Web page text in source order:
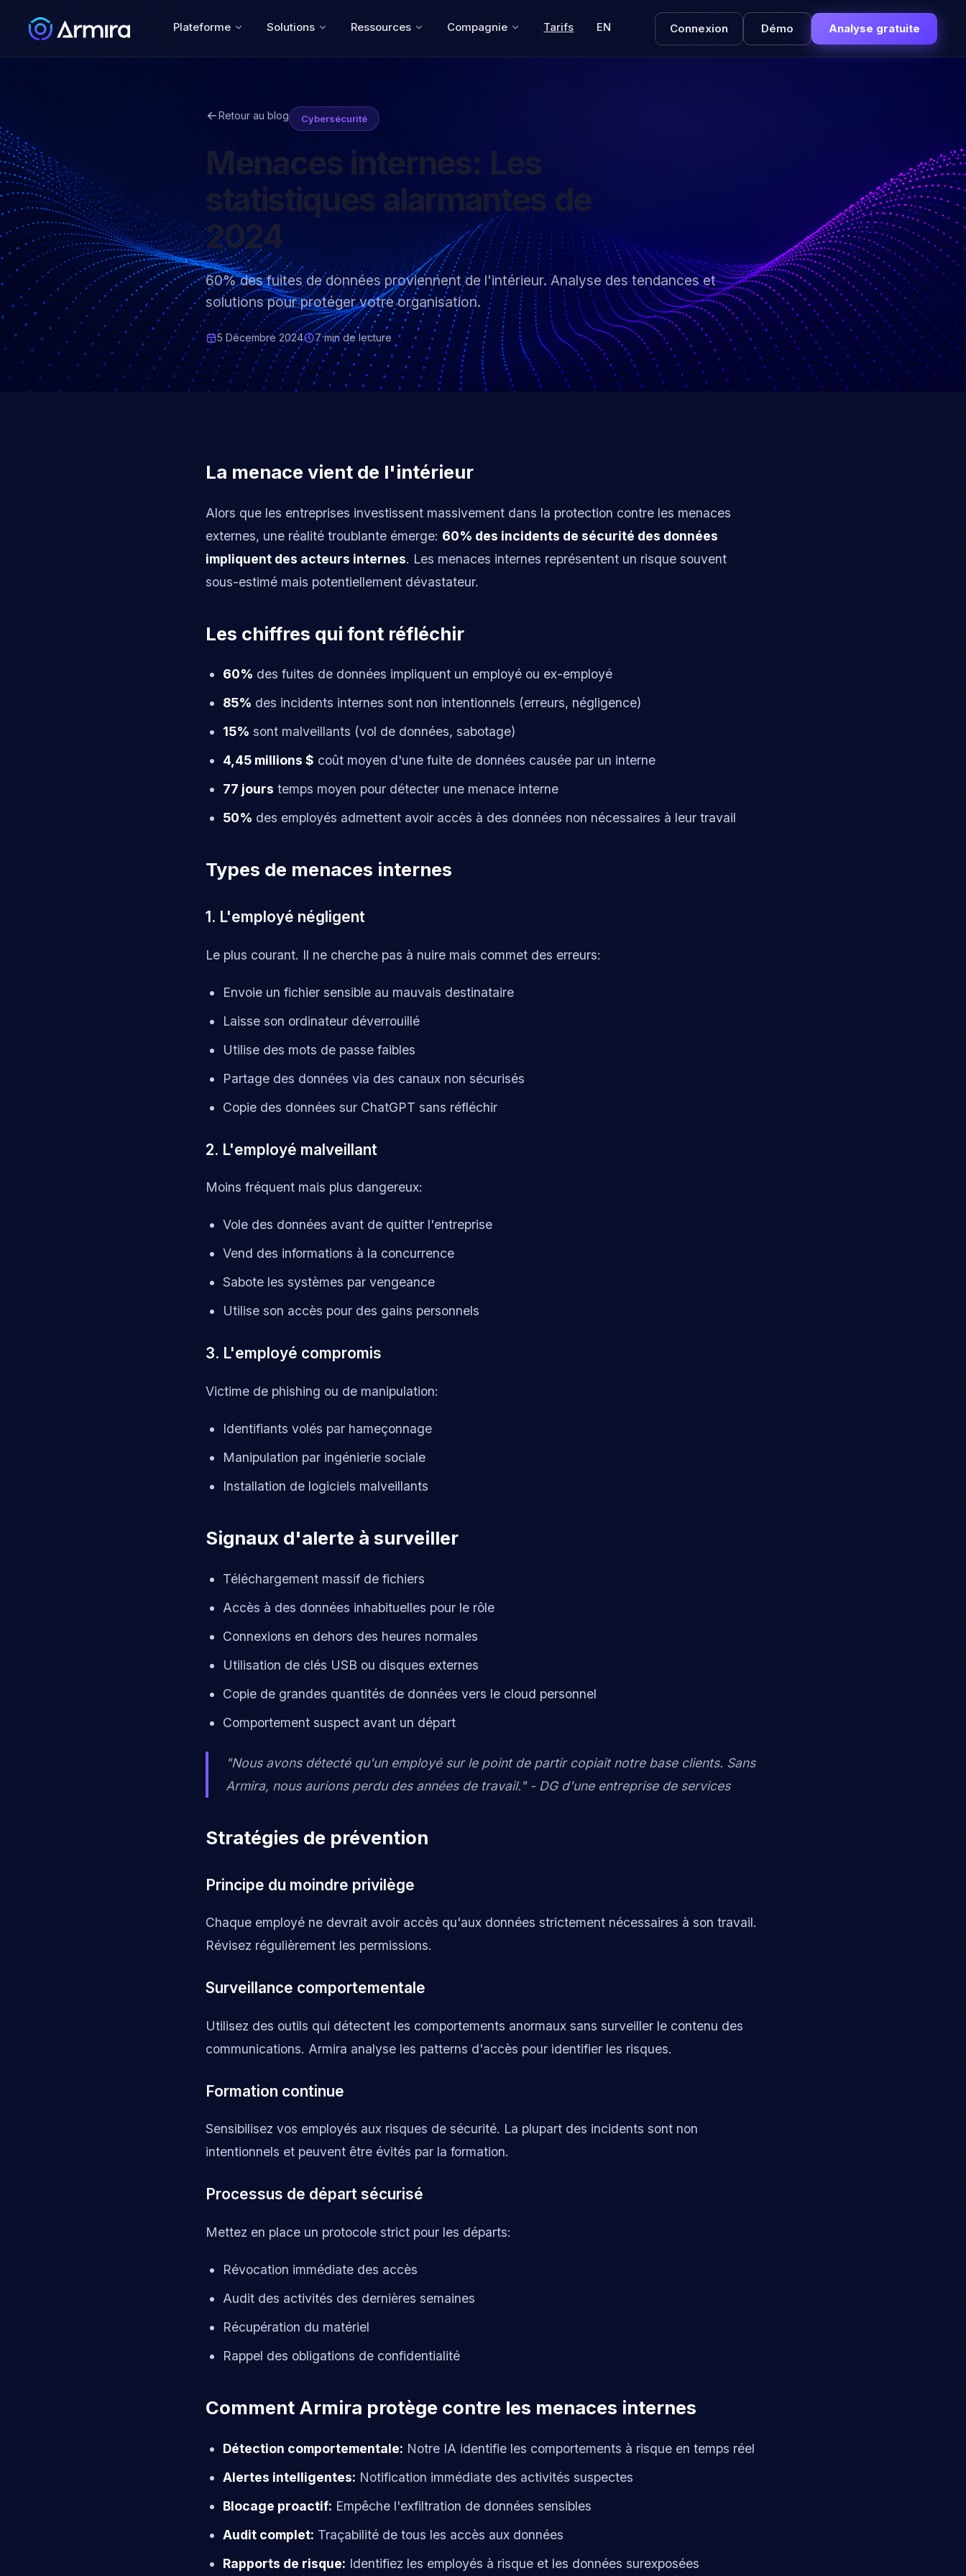
Plateforme Solutions Ressources Compagnie Tarifs EN Connexion Démo Analyse gratuite
Retour au blog Cybersécurité
Menaces internes: Les
statistiques alarmantes de
2024
60% des fuites de données proviennent de l'intérieur. Analyse des tendances et
solutions pour protéger votre organisation.
5 Décembre 2024 7 minde lecture
La menace vient de l'intérieur
Alors que les entreprises investissent massivement dans la protection contre les menaces
externes, une réalité troublante émerge: 60% des incidents de sécurité des données
impliquent des acteurs internes. Les menaces internes représentent un risque souvent
sous-estimé mais potentiellement dévastateur.
Les chiffres qui font réfléchir
60% des fuites de données impliquent un employé ou ex-employé
85% des incidents internes sont non intentionnels (erreurs, négligence)
15% sont malveillants (vol de données, sabotage)
4,45 millions $ coût moyen d'une fuite de données causée par un interne
77 jours temps moyen pour détecter une menace interne
50% des employés admettent avoir accès à des données non nécessaires à leur travail
Types de menaces internes
1. L'employé négligent
Le plus courant. Il ne cherche pas à nuire mais commet des erreurs:
Envoie un fichier sensible au mauvais destinataire
Laisse son ordinateur déverrouillé
Utilise des mots de passe faibles
Partage des données via des canaux non sécurisés
Copie des données sur ChatGPT sans réfléchir
2. L'employé malveillant
Moins fréquent mais plus dangereux:
Vole des données avant de quitter l'entreprise
Vend des informations à la concurrence
Sabote les systèmes par vengeance
Utilise son accès pour des gains personnels
3. L'employé compromis
Victime de phishing ou de manipulation:
Identifiants volés par hameçonnage
Manipulation par ingénierie sociale
Installation de logiciels malveillants
Signaux d'alerte à surveiller
Téléchargement massif de fichiers
Accès à des données inhabituelles pour le rôle
Connexions en dehors des heures normales
Utilisation de clés USB ou disques externes
Copie de grandes quantités de données vers le cloud personnel
Comportement suspect avant un départ
"Nous avons détecté qu'un employé sur le point de partir copiait notre base clients. Sans
Armira, nous aurions perdu des années de travail." - DG d'une entreprise de services
Stratégies de prévention
Principe du moindre privilège
Chaque employé ne devrait avoir accès qu'aux données strictement nécessaires à son travail.
Révisez régulièrement les permissions.
Surveillance comportementale
Utilisez des outils qui détectent les comportements anormaux sans surveiller le contenu des
communications. Armira analyse les patterns d'accès pour identifier les risques.
Formation continue
Sensibilisez vos employés aux risques de sécurité. La plupart des incidents sont non
intentionnels et peuvent être évités par la formation.
Processus de départ sécurisé
Mettez en place un protocole strict pour les départs:
Révocation immédiate des accès
Audit des activités des dernières semaines
Récupération du matériel
Rappel des obligations de confidentialité
Comment Armira protège contre les menaces internes
Détection comportementale: Notre IA identifie les comportements à risque en temps réel
Alertes intelligentes: Notification immédiate des activités suspectes
Blocage proactif: Empêche l'exfiltration de données sensibles
Audit complet: Traçabilité de tous les accès aux données
Rapports de risque: Identifiez les employés à risque et les données surexposées